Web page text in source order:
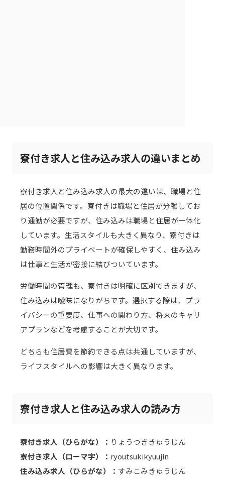
寮付き求人と住み込み求人の違いまとめ
寮付き求人と住み込み求人の最大の違いは、職場と住
居の位置関係です。寮付きは職場と住居が分離してお
り通勤が必要ですが、住み込みは職場と住居が一体化
しています。生活スタイルも大きく異なり、寮付きは
勤務時間外のプライベートが確保しやすく、住み込み
は仕事と生活が密接に結びついています。
労働時間の管理も、寮付きは明確に区別できますが、
住み込みは曖昧になりがちです。選択する際は、プラ
イバシーの重要度、仕事への関わり方、将来のキャリ
アプランなどを考慮することが大切です。
どちらも住居費を節約できる点は共通していますが、
ライフスタイルへの影響は大きく異なります。
寮付き求人と住み込み求人の読み方
寮付き求人（ひらがな）： りょうつききゅうじん
寮付き求人（ローマ字）： ryoutsukikyuujin
住み込み求人（ひらがな）： すみこみきゅうじん